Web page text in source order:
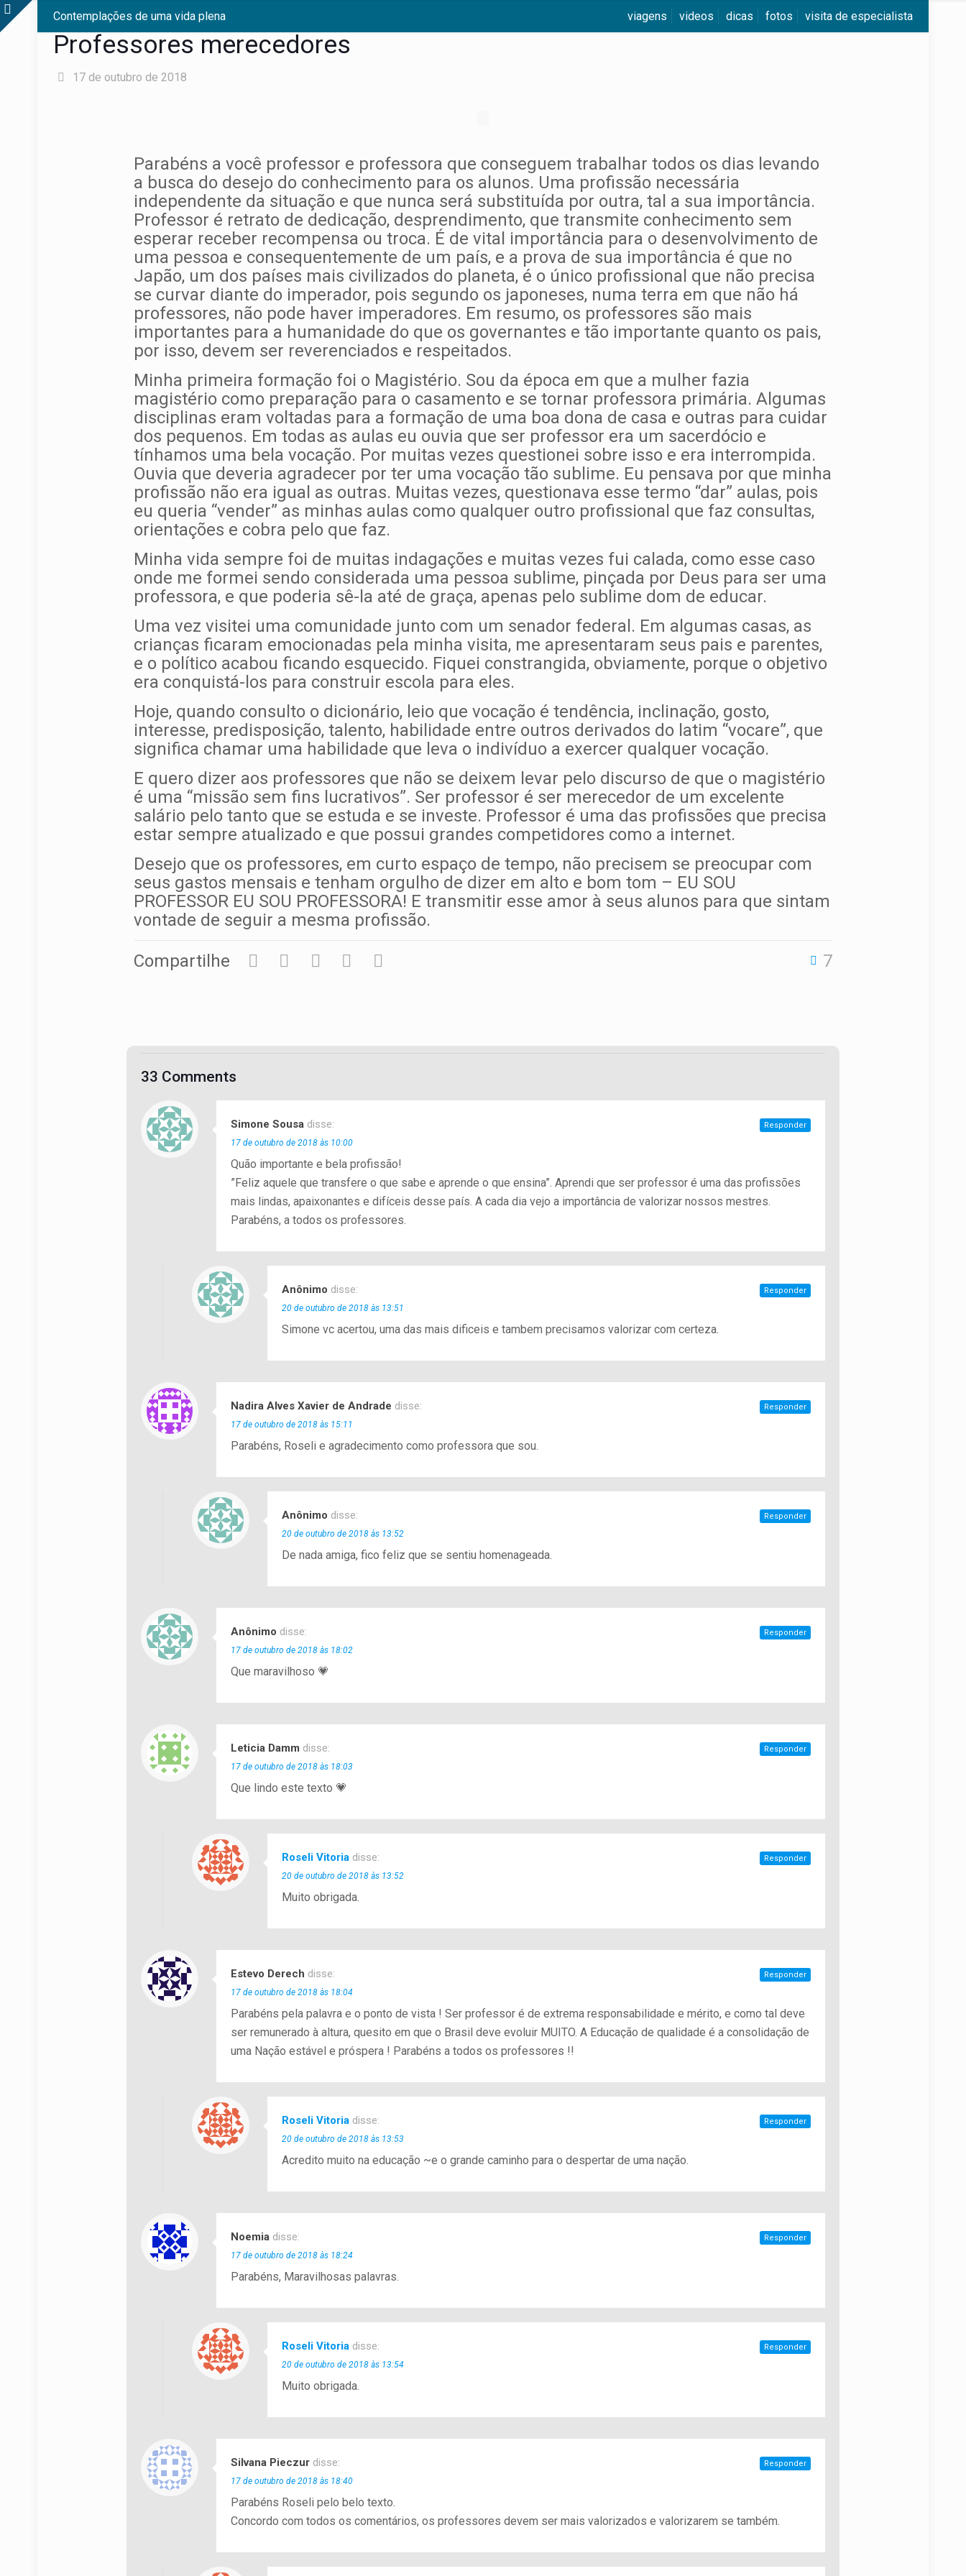
Contemplações de uma vida plena viagens videos dicas fotos visita de especialista
Professores merecedores
17 de outubro de 2018
Parabéns a você professor e professora que conseguem trabalhar todos os dias levando
a busca do desejo do conhecimento para os alunos. Uma profissão necessária
independente da situação e que nunca será substituída por outra, tal a sua importância.
Professor é retrato de dedicação, desprendimento, que transmite conhecimento sem
esperar receber recompensa ou troca. É de vital importância para o desenvolvimento de
uma pessoa e consequentemente de um país, e a prova de sua importância é que no
Japão, um dos países mais civilizados do planeta, é o único profissional que não precisa
se curvar diante do imperador, pois segundo os japoneses, numa terra em que não há
professores, não pode haver imperadores. Em resumo, os professores são mais
importantes para a humanidade do que os governantes e tão importante quanto os pais,
por isso, devem ser reverenciados e respeitados.
Minha primeira formação foi o Magistério. Sou da época em que a mulher fazia
magistério como preparação para o casamento e se tornar professora primária. Algumas
disciplinas eram voltadas para a formação de uma boa dona de casa e outras para cuidar
dos pequenos. Em todas as aulas eu ouvia que ser professor era um sacerdócio e
tínhamos uma bela vocação. Por muitas vezes questionei sobre isso e era interrompida.
Ouvia que deveria agradecer por ter uma vocação tão sublime. Eu pensava por que minha
profissão não era igual as outras. Muitas vezes, questionava esse termo “dar” aulas, pois
eu queria “vender” as minhas aulas como qualquer outro profissional que faz consultas,
orientações e cobra pelo que faz.
Minha vida sempre foi de muitas indagações e muitas vezes fui calada, como esse caso
onde me formei sendo considerada uma pessoa sublime, pinçada por Deus para ser uma
professora, e que poderia sê-la até de graça, apenas pelo sublime dom de educar.
Uma vez visitei uma comunidade junto com um senador federal. Em algumas casas, as
crianças ficaram emocionadas pela minha visita, me apresentaram seus pais e parentes,
e o político acabou ficando esquecido. Fiquei constrangida, obviamente, porque o objetivo
era conquistá-los para construir escola para eles.
Hoje, quando consulto o dicionário, leio que vocação é tendência, inclinação, gosto,
interesse, predisposição, talento, habilidade entre outros derivados do latim “vocare”, que
significa chamar uma habilidade que leva o indivíduo a exercer qualquer vocação.
E quero dizer aos professores que não se deixem levar pelo discurso de que o magistério
é uma “missão sem fins lucrativos”. Ser professor é ser merecedor de um excelente
salário pelo tanto que se estuda e se investe. Professor é uma das profissões que precisa
estar sempre atualizado e que possui grandes competidores como a internet.
Desejo que os professores, em curto espaço de tempo, não precisem se preocupar com
seus gastos mensais e tenham orgulho de dizer em alto e bom tom – EU SOU
PROFESSOR EU SOU PROFESSORA! E transmitir esse amor à seus alunos para que sintam
vontade de seguir a mesma profissão.
Compartilhe 7
33 Comments
Simone Sousa disse:
17 de outubro de 2018 às 10:00
Quão importante e bela profissão!
”Feliz aquele que transfere o que sabe e aprende o que ensina”. Aprendi que ser professor é uma das profissões
mais lindas, apaixonantes e difíceis desse país. A cada dia vejo a importância de valorizar nossos mestres.
Parabéns, a todos os professores.
Responder
Anônimo disse:
20 de outubro de 2018 às 13:51
Simone vc acertou, uma das mais dificeis e tambem precisamos valorizar com certeza.
Responder
Nadira Alves Xavier de Andrade disse:
17 de outubro de 2018 às 15:11
Parabéns, Roseli e agradecimento como professora que sou.
Responder
Anônimo disse:
20 de outubro de 2018 às 13:52
De nada amiga, fico feliz que se sentiu homenageada.
Responder
Anônimo disse:
17 de outubro de 2018 às 18:02
Que maravilhoso 💗
Responder
Leticia Damm disse:
17 de outubro de 2018 às 18:03
Que lindo este texto 💗
Responder
Roseli Vitoria disse:
20 de outubro de 2018 às 13:52
Muito obrigada.
Responder
Estevo Derech disse:
17 de outubro de 2018 às 18:04
Parabéns pela palavra e o ponto de vista ! Ser professor é de extrema responsabilidade e mérito, e como tal deve
ser remunerado à altura, quesito em que o Brasil deve evoluir MUITO. A Educação de qualidade é a consolidação de
uma Nação estável e próspera ! Parabéns a todos os professores !!
Responder
Roseli Vitoria disse:
20 de outubro de 2018 às 13:53
Acredito muito na educação ~e o grande caminho para o despertar de uma nação.
Responder
Noemia disse:
17 de outubro de 2018 às 18:24
Parabéns, Maravilhosas palavras.
Responder
Roseli Vitoria disse:
20 de outubro de 2018 às 13:54
Muito obrigada.
Responder
Silvana Pieczur disse:
17 de outubro de 2018 às 18:40
Parabéns Roseli pelo belo texto.
Concordo com todos os comentários, os professores devem ser mais valorizados e valorizarem se também.
Responder